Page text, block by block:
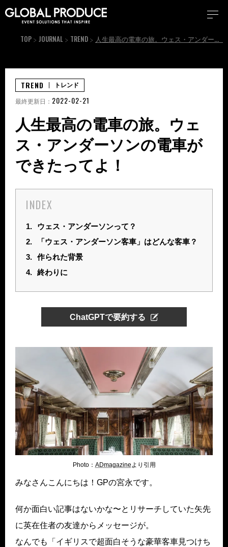
TOP JOURNAL TREND 人生最高の電車の旅。ウェス・アンダーソンの電車ができたってよ！
人生最高の電車の旅。ウェ
ス・アンダーソンの電車が
できたってよ！
INDEX
1.
ウェス・アンダーソンって？
2.
「ウェス・アンダーソン客車」はどんな客車？
3. 作られた背景
4. 終わりに
ChatGPTで要約する
Photo： ADmagazineより引用
みなさんこんにちは！GPの宮永です。
何か面白い記事はないかな〜とリサーチしていた矢先
に英在住者の友達からメッセージが。
なんでも「イギリスで超面白そうな豪華客車見つけち
TREND トレンド
最終更新日： 2022-02-21